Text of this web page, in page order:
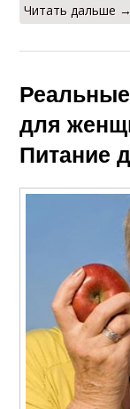
Читать дальше →
для
Питание